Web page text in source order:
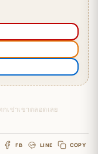
เข่าเขาตลอดเลย
FB LINE COPY